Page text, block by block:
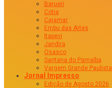
Barueri
Cotia
Cajamar
Embu das Artes
Itapevi
Jandira
Osasco
Santana do Parnaíba
Vargem Grande Paulista
Jornal Impresso
Edição de Agosto 2026